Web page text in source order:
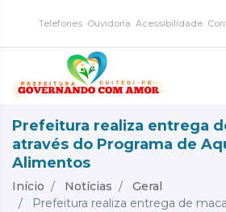
Telefones Ouvidoria Acessibilidade
Prefeitura realiza entrega
através do Programa de
Alimentos
Início Notícias
Geral
Prefeitura realiza entrega de